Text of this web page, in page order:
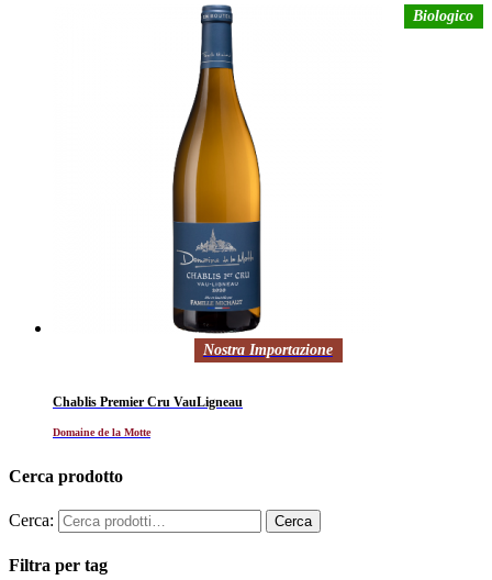
Biologico
Nostra Importazione
Chablis Premier Cru VauLigneau
Domaine de la Motte
Cerca prodotto
Cerca:
Filtra per tag